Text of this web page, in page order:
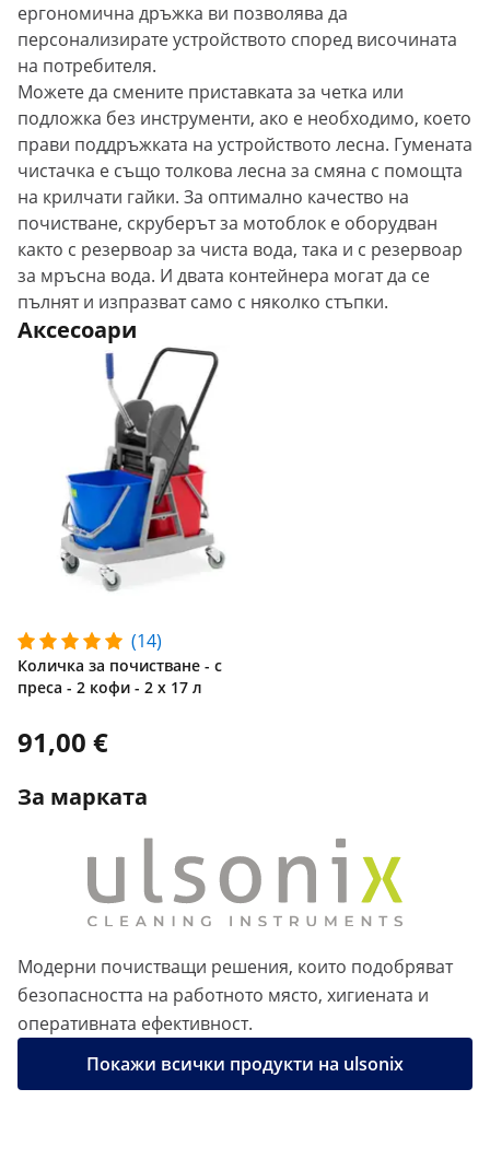
ергономична дръжка ви позволява да
персонализирате устройството според височината
на потребителя.
Можете да смените приставката за четка или
подложка без инструменти, ако е необходимо, което
прави поддръжката на устройството лесна. Гумената
чистачка е също толкова лесна за смяна с помощта
на крилчати гайки. За оптимално качество на
почистване, скруберът за мотоблок е оборудван
както с резервоар за чиста вода, така и с резервоар
за мръсна вода. И двата контейнера могат да се
пълнят и изпразват само с няколко стъпки.
Аксесоари
(14)
Количка за почистване - с
преса - 2 кофи - 2 x 17 л
91,00 €
За марката
Модерни почистващи решения, които подобряват
безопасността на работното място, хигиената и
оперативната ефективност.
Покажи всички продукти на ulsonix